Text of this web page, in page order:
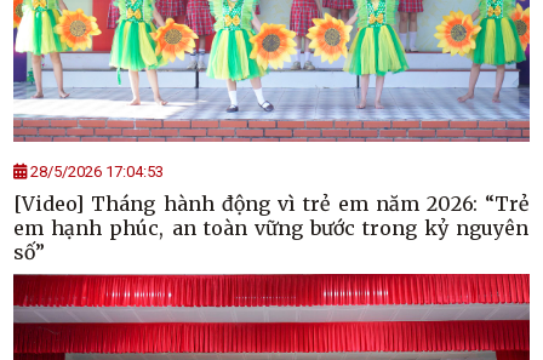
28/5/2026 17:04:53
[Video] Tháng hành động vì trẻ em năm 2026: “Trẻ
em hạnh phúc, an toàn vững bước trong kỷ nguyên
số”